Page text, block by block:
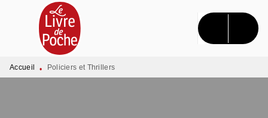
MENU RECHERCHE CONTENU
PIED DE PAGE
Accueil • Policiers et Thrillers